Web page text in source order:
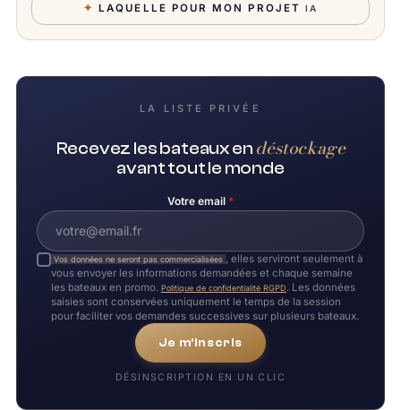
✦ LAQUELLE POUR MON PROJET IA
LA LISTE PRIVÉE
Recevez les bateaux en déstockage
avant tout le monde
Votre email *
Vos données ne seront pas commercialisées , elles serviront seulement à
vous envoyer les informations demandées et chaque semaine
les bateaux en promo. Politique de confidentialité RGPD. Les données
saisies sont conservées uniquement le temps de la session
pour faciliter vos demandes successives sur plusieurs bateaux.
Je m'inscris
DÉSINSCRIPTION EN UN CLIC